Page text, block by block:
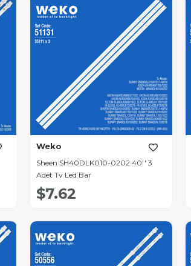
Weko
Sheen SH40DLK010-0202 40'' 3
Adet Tv Led Bar
$7.62